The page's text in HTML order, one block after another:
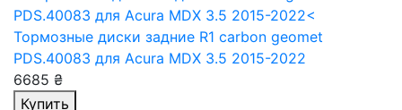
Тормозные диски задние R1 carbon geomet
PDS.40083 для Acura MDX 3.5 2015-2022
6685 ₴
Купить